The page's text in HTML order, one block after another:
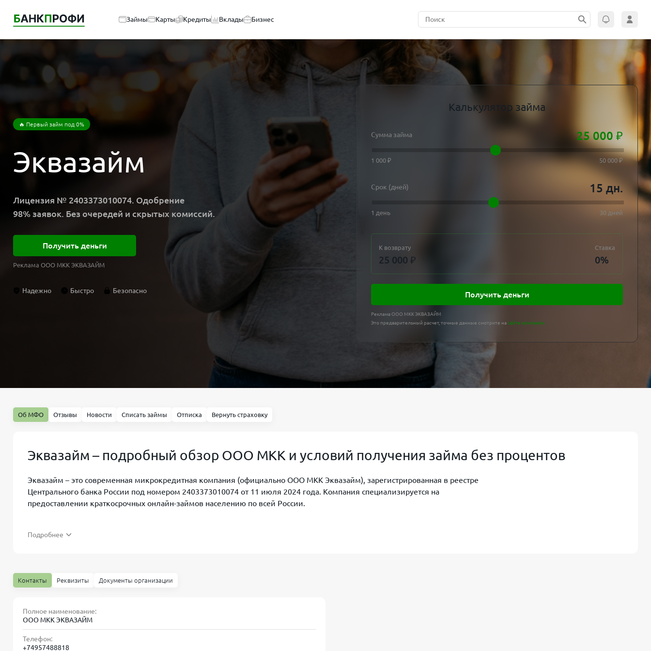
Займы Карты Кредиты Вклады Бизнес
🔥 Первый займ под 0%
Эквазайм
Лицензия № 2403373010074. Одобрение
98% заявок. Без очередей и скрытых комиссий.
Получить деньги
Реклама ООО МКК ЭКВАЗАЙМ
Надежно Быстро Безопасно
Калькулятор займа
Сумма займа 25 000 ₽
1 000 ₽ 50 000 ₽
Срок (дней) 15 дн.
1 день 30 дней
К возврату
25 000 ₽
Ставка
0%
Получить деньги
Реклама ООО МКК ЭКВАЗАЙМ
Это предварительный расчет, точные данные смотрите насайте компании
Об МФО Отзывы Новости Списать займы Отписка Вернуть страховку
Эквазайм – подробный обзор ООО МКК и условий получения займа без процентов
Эквазайм – это современная микрокредитная компания (официально ООО МКК Эквазайм), зарегистрированная в реестре
Центрального банка России под номером 2403373010074 от 11 июля 2024 года. Компания специализируется на
предоставлении краткосрочных онлайн-займов населению по всей России.
Эквазайм предоставляет онлайн-займы физическим лицам в возрасте от 18 до 65 лет с минимальными требованиями и
Размер первого займа: от 3 000 до 50 000 рублей;
Срок первого займа: от 7 до 21 дня;
Подробнее
Контакты Реквизиты Документы организации
Полное наименование:
ООО МКК ЭКВАЗАЙМ
Телефон:
+74957488818